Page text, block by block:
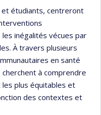
et étudiants, centreront
inégalités vécues par
À travers plusieurs
en santé
à comprendre
plus équitables et
des contextes et